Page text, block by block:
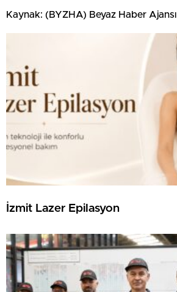
Kaynak: (BYZHA) Beyaz Haber Ajansı
İzmit Lazer Epilasyon